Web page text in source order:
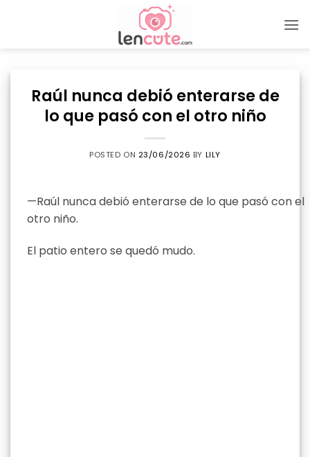
Raúl nunca debió enterarse de
lo que pasó con el otro niño
POSTED ON 23/06/2026 BY LILY
—Raúl nunca debió enterarse de lo que pasó con el
otro niño.
El patio entero se quedó mudo.